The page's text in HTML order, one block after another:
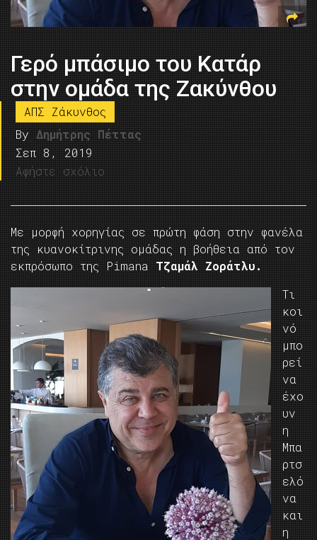
Γερό μπάσιμο του Κατάρ
στην ομάδα της Ζακύνθου
ΑΠΣ Ζάκυνθος
By Δημήτρης Πέττας
Σεπ 8, 2019
Αφήστε σχόλιο
Με μορφή χορηγίας σε πρώτη φάση στην φανέλα
της κυανοκίτρινης ομάδας η βοήθεια από τον
εκπρόσωπο της Pimana Tζαμάλ Ζοράτλυ.
Τι
κοι
νό
μπο
ρεί
να
έχο
υν
η
Μπα
ρτσ
ελό
να
και
η